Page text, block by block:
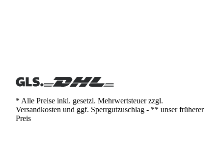
* Alle Preise inkl. gesetzl. Mehrwertsteuer zzgl.
Versandkosten und ggf. Sperrgutzuschlag - ** unser früherer
Preis